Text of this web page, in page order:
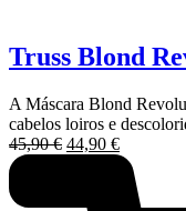
Truss Blond
A Máscara Blond
cabelos loiros e
45,90€ O
44,90 €O
preço
atual